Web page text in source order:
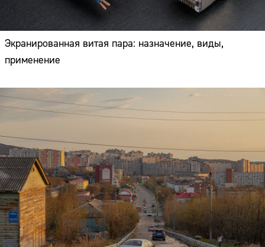
Экранированная витая пара: назначение, виды,
применение